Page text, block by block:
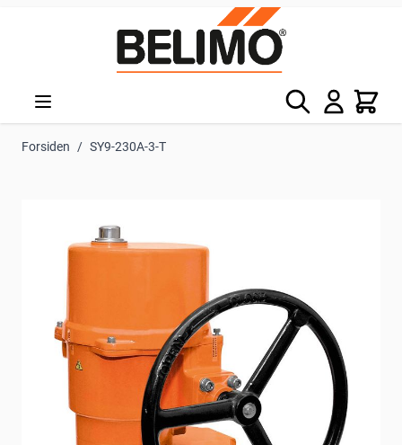
Søg Kurv
Forsiden / SY9-230A-3-T